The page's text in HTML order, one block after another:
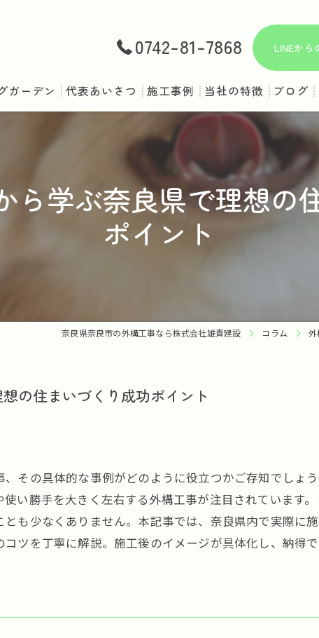
0742-81-7868 LINEから
ガーデン 代表あいさつ 施工事例 当社の特徴
ドッグラン
ペット対応
ブログ
ら学ぶ奈良県で理想の
ポイント
奈良県奈良市の外構工事なら株式会社雄貴建設 コラム 外
の住まいづくり成功ポイント
その具体的な事例がどのように役立つかご存知でしょ
い勝手を大きく左右する外構工事が注目されています
も少なくありません。本記事では、奈良県内で実際に
ツを丁寧に解説。施工後のイメージが具体化し、納得